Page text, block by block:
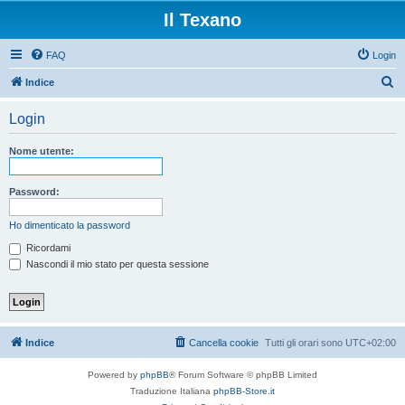
Il Texano
FAQ Login
Indice
Login
Nome utente:
Password:
Ho dimenticato la password
Ricordami
Nascondi il mio stato per questa sessione
Indice Tutti gli orari sono UTC+02:00
Cancella cookie
Powered by phpBB® Forum Software © phpBB Limited
Traduzione Italiana phpBB-Store.it